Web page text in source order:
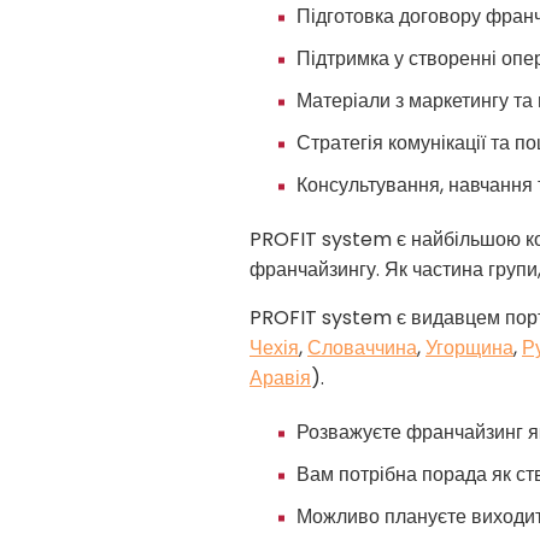
Підготовка договору
Підтримка у створенні
Матеріали з маркетингу
Стратегія комунікації та
Консультування,
PROFIT system є найбільшою
франчайзингу. Як частина
PROFIT system є видавцем
Чехія,Словаччина,Угорщина,
Аравія).
Розважуєте франчайзинг
Вам потрібна порада як
Можливо плануєте